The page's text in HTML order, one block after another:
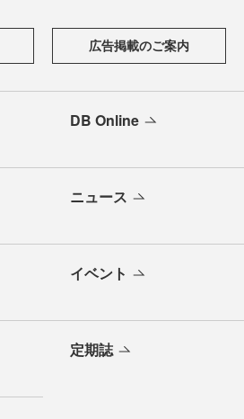
広告掲載のご案内
DB Online
ニュース
イベント
定期誌